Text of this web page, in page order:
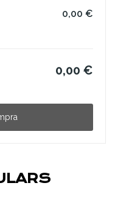
0,00 €
0,00 €